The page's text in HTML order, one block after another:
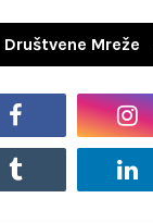
Društvene Mreže